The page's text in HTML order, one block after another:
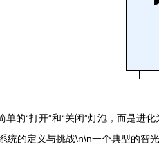
的“打开”和“关闭”灯泡，而是
的定义与挑战\n\n一个典型的